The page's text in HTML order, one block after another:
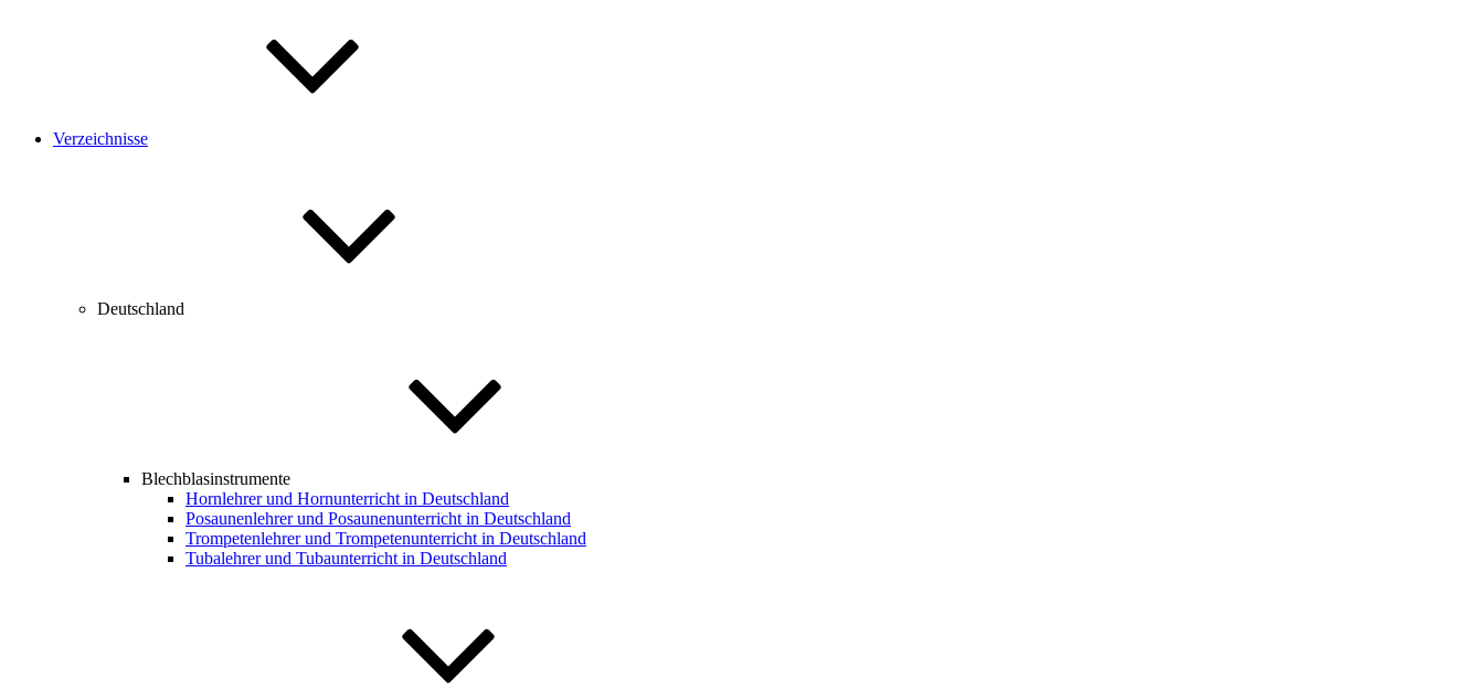
Verzeichnisse
Deutschland
Blechblasinstrumente
Hornlehrer und Hornunterricht in Deutschland
Posaunenlehrer und Posaunenunterricht in Deutschland
Trompetenlehrer und Trompetenunterricht in Deutschland
Tubalehrer und Tubaunterricht in Deutschland